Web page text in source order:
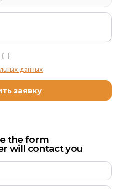
данных
the form
will contact you